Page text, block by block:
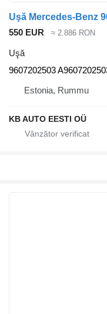
550 EUR ≈ 2.886 RON
Uşă
9607202503
Estonia, Rummu
KB AUTO EESTI OÜ